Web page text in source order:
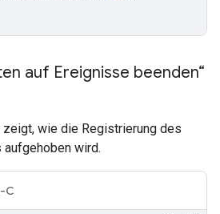
auf Ereignisse beenden“
wie die Registrierung des
aufgehoben wird.
C